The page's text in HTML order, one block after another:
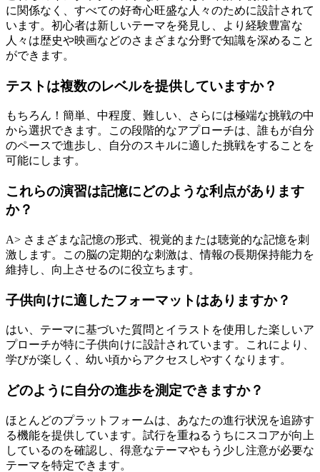
に関係なく、すべての好奇心旺盛な人々のために設計されて
います。初心者は新しいテーマを発見し、より経験豊富な
人々は歴史や映画などのさまざまな分野で知識を深めること
ができます。
テストは複数のレベルを提供していますか？
もちろん！簡単、中程度、難しい、さらには極端な挑戦の中
から選択できます。この段階的なアプローチは、誰もが自分
のペースで進歩し、自分のスキルに適した挑戦をすることを
可能にします。
これらの演習は記憶にどのような利点があります
か？
A> さまざまな記憶の形式、視覚的または聴覚的な記憶を刺
激します。この脳の定期的な刺激は、情報の長期保持能力を
維持し、向上させるのに役立ちます。
子供向けに適したフォーマットはありますか？
はい、テーマに基づいた質問とイラストを使用した楽しいア
プローチが特に子供向けに設計されています。これにより、
学びが楽しく、幼い頃からアクセスしやすくなります。
どのように自分の進歩を測定できますか？
ほとんどのプラットフォームは、あなたの進行状況を追跡す
る機能を提供しています。試行を重ねるうちにスコアが向上
しているのを確認し、得意なテーマやもう少し注意が必要な
テーマを特定できます。